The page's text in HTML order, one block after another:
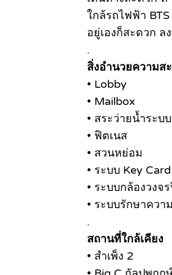
ใกล้รถไฟฟ้า
อยู่เองก็สะดวก ล
.
สิ่งอำนวยความส
• Lobby
• Mailbox
• สระว่ายน้ำระบ
• ฟิตเนส
• สวนหย่อม
• ระบบ Key
• ระบบกล้องวงจ
• ระบบรักษาคว
.
สถานที่ใกล้เคียง
• สำเพ็ง 2